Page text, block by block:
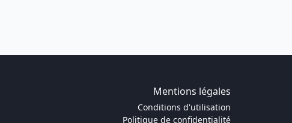
Mentions légales
Conditions d'utilisation
Politique de confidentialité